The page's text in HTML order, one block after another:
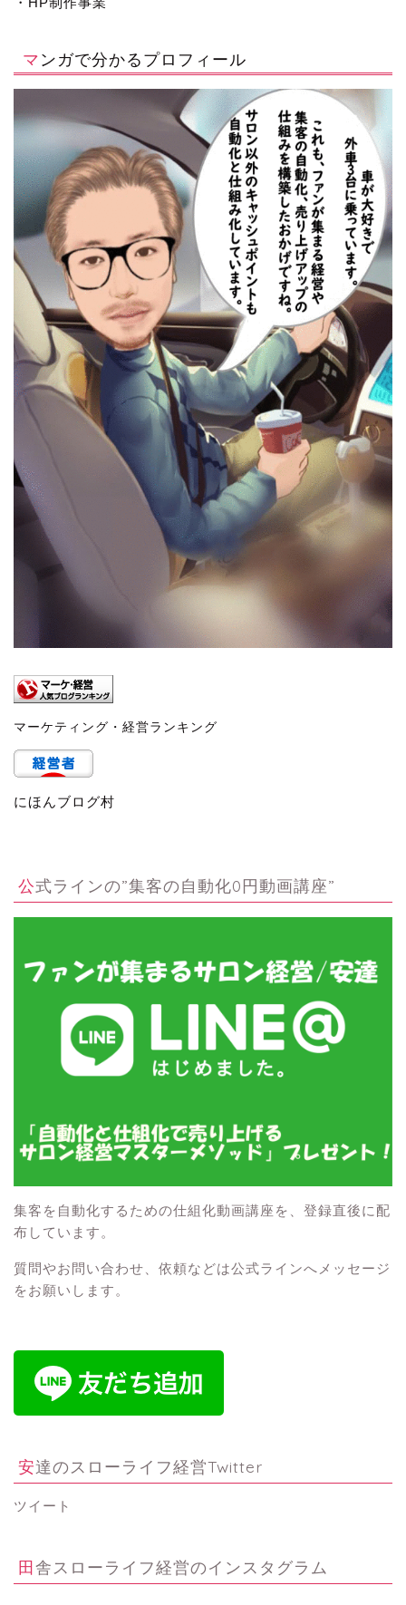
マンガで分かるプロフィール
マーケティング・経営ランキング
にほんブログ村
公式ラインの”集客の自動化0円動画講座”
集客を自動化するための仕組化動画講座を、登録直後に配
布しています。
質問やお問い合わせ、依頼などは公式ラインへメッセージ
をお願いします。
安達のスローライフ経営Twitter
ツイート
田舎スローライフ経営のインスタグラム